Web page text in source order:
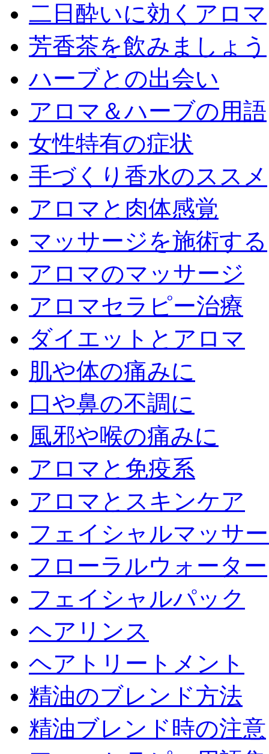
二日酔いに効くアロマ
芳香茶を飲みましょう
ハーブとの出会い
アロマ＆ハーブの用語
女性特有の症状
手づくり香水のススメ
アロマと肉体感覚
マッサージを施術する
アロマのマッサージ
アロマセラピー治療
ダイエットとアロマ
肌や体の痛みに
口や鼻の不調に
風邪や喉の痛みに
アロマと免疫系
アロマとスキンケア
フェイシャルマッサ
フローラルウォーター
フェイシャルパック
ヘアリンス
ヘアトリートメント
精油のブレンド方法
精油ブレンド時の注意